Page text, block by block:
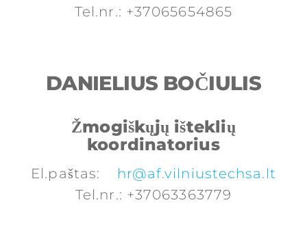
Tel.nr.: +37065654865
DANIELIUS BOČIULIS
Žmogiškųjų išteklių
koordinatorius
El.paštas:
hr@af.vilniustechsa.lt
Tel.nr.: +37063363779